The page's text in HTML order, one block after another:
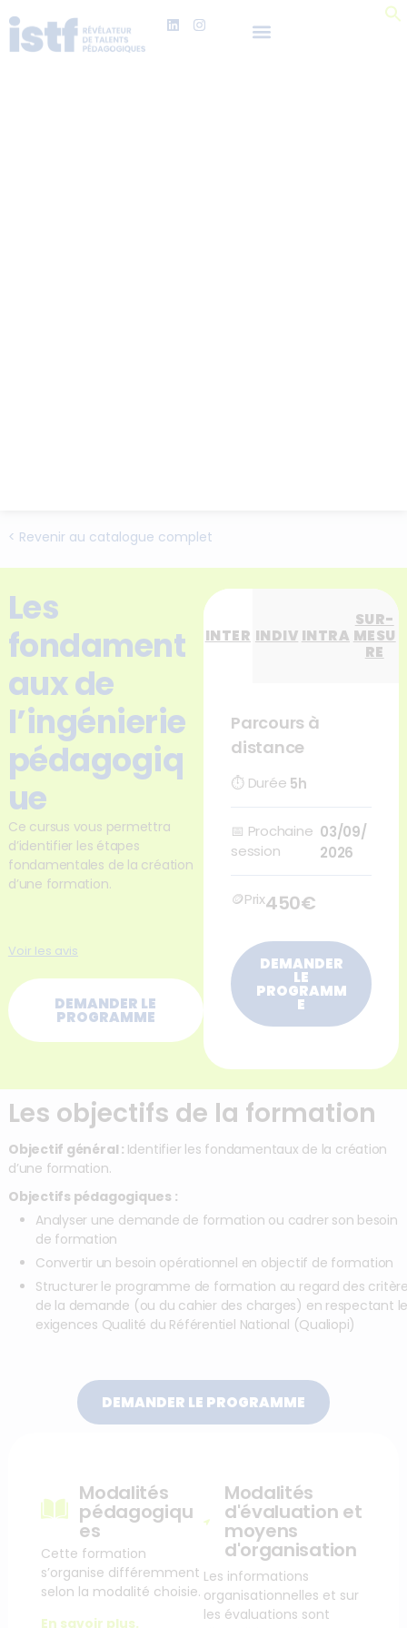
< Revenir au catalogue complet
Les
fondament
aux de
l’ingénierie
pédagogiq
ue
Ce cursus vous permettra
d’identifier les étapes
fondamentales de la création
d’une formation.
Voir les avis
DEMANDER LE
PROGRAMME
INTER INDIV INTRA
SUR-
MESU
RE
Parcours à
distance
⏱ Durée 5h
📅 Prochaine
session
03/09/
2026
🪙Prix450€
DEMANDER
LE
PROGRAMM
E
Les objectifs de la formation
Objectif général : Identifier les fondamentaux de la création
d’une formation.
Objectifs pédagogiques :
Analyser une demande de formation ou cadrer son besoin
de formation
Convertir un besoin opérationnel en objectif de formation
Structurer le programme de formation au regard des
de la demande (ou du cahier des charges) en respectant
exigences Qualité du Référentiel National (Qualiopi)
DEMANDER LE PROGRAMME
Modalités
pédagogiqu
es
Cette formation
s’organise différemment
selon la modalité choisie.
En savoir plus.
Modalités
d'évaluation et
moyens
d'organisation
Les informations
organisationnelles et sur
les évaluations sont